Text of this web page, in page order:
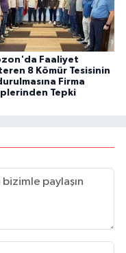
Faaliyet
8 Kömür Tesisinin
Firma
Tepki